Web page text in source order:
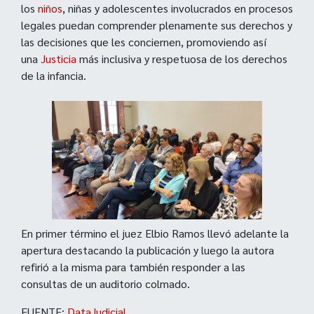
los niños, niñas y adolescentes involucrados en procesos
legales puedan comprender plenamente sus derechos y
las decisiones que les conciernen, promoviendo así
una Justicia más inclusiva y respetuosa de los derechos
de la infancia.
En primer término el juez Elbio Ramos llevó adelante la
apertura destacando la publicación y luego la autora
refirió a la misma para también responder a las
consultas de un auditorio colmado.